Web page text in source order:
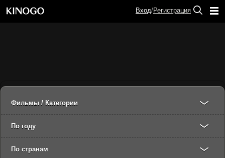
Фильмы / Категории
По году
По странам
Вход/Регистрация